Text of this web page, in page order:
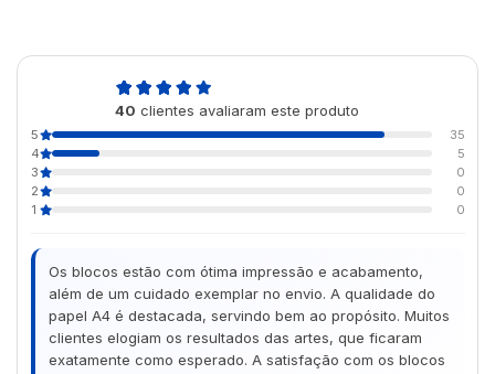
40 clientes avaliaram este produto
5
35
4
5
3
0
2
0
1
0
Os blocos estão com ótima impressão e acabamento,
além de um cuidado exemplar no envio. A qualidade do
papel A4 é destacada, servindo bem ao propósito. Muitos
clientes elogiam os resultados das artes, que ficaram
exatamente como esperado. A satisfação com os blocos